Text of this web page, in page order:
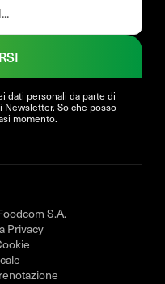
dati personali da parte di
Newsletter. So che posso
momento.
S.A.
Privacy